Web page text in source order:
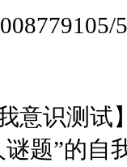
意识测
题”的自